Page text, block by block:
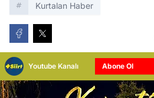
Kurtalan Haber
Youtube Kanalı Abone Ol